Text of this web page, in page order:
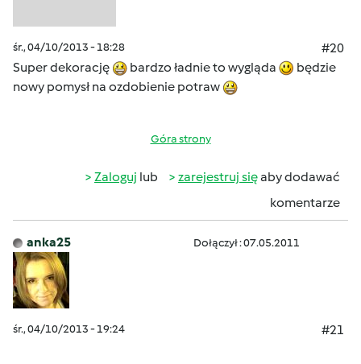
śr., 04/10/2013 - 18:28
#20
Super dekorację
bardzo ładnie to wygląda
będzie
nowy pomysł na ozdobienie potraw
Góra strony
Zaloguj lub zarejestruj sięaby dodawać
komentarze
anka25 Dołączył : 07.05.2011
śr., 04/10/2013 - 19:24 #21